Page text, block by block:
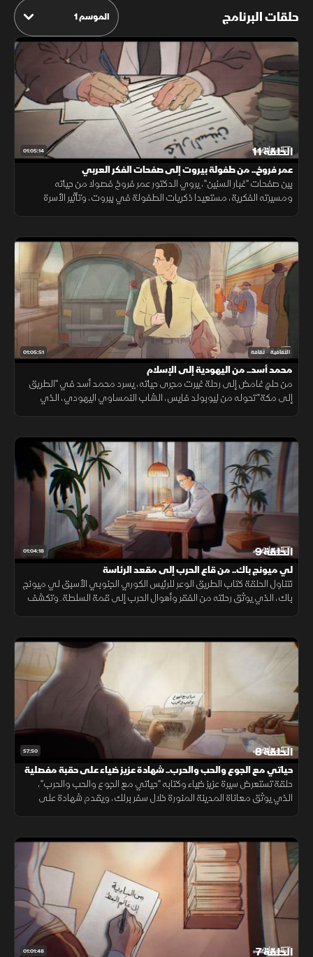
حلقات البرنامج الموسم 1
01:05:14 الحلقة 11
عمر فروخ.. من طفولة بيروت إلى صفحات الفكر العربي
بين صفحات "غبار السنين"، يروي الدكتور عمر فروخ فصولا من حياته
ومسيرته الفكرية، مستعيدا ذكريات الطفولة في بيروت، وتأثير الأسرة
01:05:51 الثقافية ثقافة
محمد أسد.. من اليهودية إلى الإسلام
من حلمٍ غامض إلى رحلة غيرت مجرى حياته، يسرد محمد أسد في "الطريق
إلى مكة" تحوله من ليوبولد فايس، الشاب النمساوي اليهودي، الذي
01:04:18 الحلقة 9
لي ميونج باك.. من قاع الحرب إلى مقعد الرئاسة
تتناول الحلقة كتاب الطريق الوعر للرئيس الكوري الجنوبي الأسبق لي ميونج
باك، الذي يوثق رحلته من الفقر وأهوال الحرب إلى قمة السلطة. وتكشف
57:50 الحلقة 8
حياتي مع الجوع والحب والحرب.. شهادة عزيز ضياء على حقبة مفصلية
حلقة تستعرض سيرة عزيز ضياء وكتابه "حياتي مع الجوع والحب والحرب"،
الذي يوثق معاناة المدينة المنورة خلال سفر برلك، ويقدم شهادة على
01:01:48 الحلقة 7